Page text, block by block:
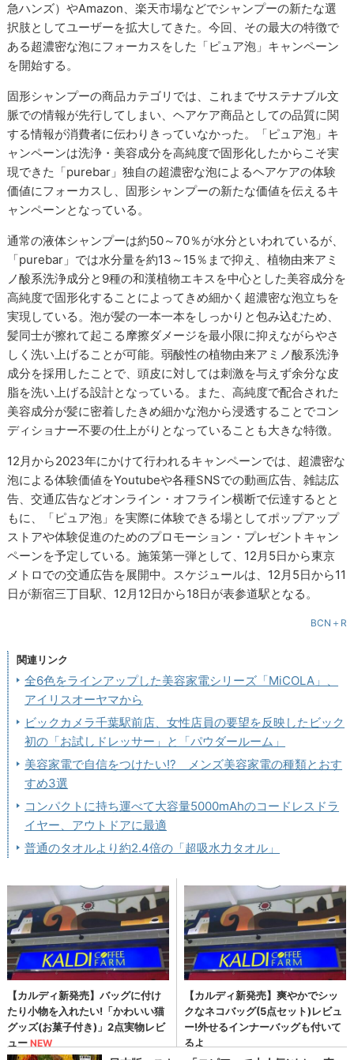
急ハンズ）やAmazon、楽天市場などでシャンプーの新たな選
択肢としてユーザーを拡大してきた。今回、その最大の特徴で
ある超濃密な泡にフォーカスをした「ピュア泡」キャンペーン
を開始する。
固形シャンプーの商品カテゴリでは、これまでサステナブル文
脈での情報が先行してしまい、ヘアケア商品としての品質に関
する情報が消費者に伝わりきっていなかった。「ピュア泡」キ
ャンペーンは洗浄・美容成分を高純度で固形化したからこそ実
現できた「purebar」独自の超濃密な泡によるヘアケアの体験
価値にフォーカスし、固形シャンプーの新たな価値を伝えるキ
ャンペーンとなっている。
通常の液体シャンプーは約50～70％が水分といわれているが、
「purebar」では水分量を約13～15％まで抑え、植物由来アミ
ノ酸系洗浄成分と9種の和漢植物エキスを中心とした美容成分を
高純度で固形化することによってきめ細かく超濃密な泡立ちを
実現している。泡が髪の一本一本をしっかりと包み込むため、
髪同士が擦れて起こる摩擦ダメージを最小限に抑えながらやさ
しく洗い上げることが可能。弱酸性の植物由来アミノ酸系洗浄
成分を採用したことで、頭皮に対しては刺激を与えず余分な皮
脂を洗い上げる設計となっている。また、高純度で配合された
美容成分が髪に密着したきめ細かな泡から浸透することでコン
ディショナー不要の仕上がりとなっていることも大きな特徴。
12月から2023年にかけて行われるキャンペーンでは、超濃密な
泡による体験価値をYoutubeや各種SNSでの動画広告、雑誌広
告、交通広告などオンライン・オフライン横断で伝達するとと
もに、「ピュア泡」を実際に体験できる場としてポップアップ
ストアや体験促進のためのプロモーション・プレゼントキャン
ペーンを予定している。施策第一弾として、12月5日から東京
メトロでの交通広告を展開中。スケジュールは、12月5日から11
日が新宿三丁目駅、12月12日から18日が表参道駅となる。
BCN＋R
関連リンク
全6色をラインアップした美容家電シリーズ「MiCOLA」、
アイリスオーヤマから
ビックカメラ千葉駅前店、女性店員の要望を反映したビック
初の「お試しドレッサー」と「パウダールーム」
美容家電で自信をつけたい!? メンズ美容家電の種類とおす
すめ3選
コンパクトに持ち運べて大容量5000mAhのコードレスドラ
イヤー、アウトドアに最適
普通のタオルより約2.4倍の「超吸水力タオル」